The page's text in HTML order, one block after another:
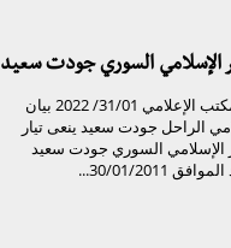
الإسلامي السوري جودت سعيد
تيار الغد السوري المكتب الإعلامي 31/01/ 2022 بيان
الراحل جودت سعيد ينعى تيار
الإسلامي السوري جودت سعيد
30/01/2011...